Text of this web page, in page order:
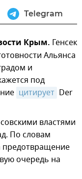
Telegram
Крым. Генсек
Альянса
и
под
цитирует Der
властями
По словам
предотвращение
очередь на